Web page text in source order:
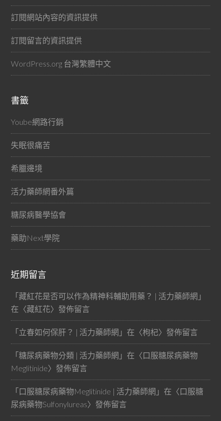
訂閱網站內容的資訊提供
訂閱留言的資訊提供
WordPress.org 台灣繁體中文
書籤
Yoube網路行銷
失眠很痛苦
希臘邊境
活力藥師網番外篇
糖尿病醫學協會
藥助Next學院
近期留言
「藏紅花是否可以作為精神科輔助用藥？ | 活力藥師網 」
在〈藏紅花〉發佈留言
「立春如何保肝？ | 活力藥師網 」在〈枸杞〉發佈留言
「糖尿病藥物分類 | 活力藥師網 」在〈口服糖尿病藥物
Meglitinide〉發佈留言
「口服糖尿病藥物Meglitinide | 活力藥師網 」在〈口服糖
尿病藥物Sulfonylureas〉發佈留言